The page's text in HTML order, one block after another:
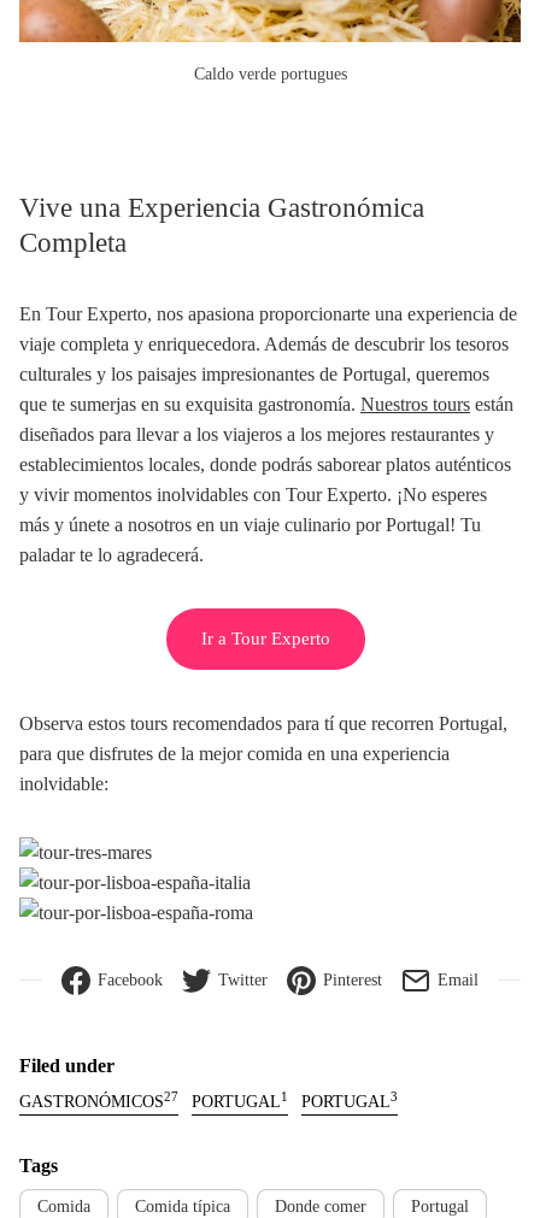
Caldo verde portugues
Vive una Experiencia Gastronómica
Completa
En Tour Experto, nos apasiona proporcionarte una experiencia de
viaje completa y enriquecedora. Además de descubrir los tesoros
culturales y los paisajes impresionantes de Portugal, queremos
que te sumerjas en su exquisita gastronomía. Nuestros tours están
diseñados para llevar a los viajeros a los mejores restaurantes y
establecimientos locales, donde podrás saborear platos auténticos
y vivir momentos inolvidables con Tour Experto. ¡No esperes
más y únete a nosotros en un viaje culinario por Portugal! Tu
paladar te lo agradecerá.
Ir a Tour Experto
Observa estos tours recomendados para tí que recorren Portugal,
para que disfrutes de la mejor comida en una experiencia
inolvidable:
Facebook Twitter Pinterest Email
Filed under
GASTRONÓMICOS27 PORTUGAL1 PORTUGAL3
Tags
Comida Comida típica Donde comer Portugal